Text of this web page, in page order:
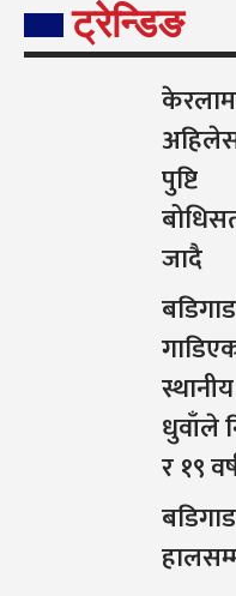
ट्रेन्डिङ
पुष्टि
जादै
धुवाँले
र १९